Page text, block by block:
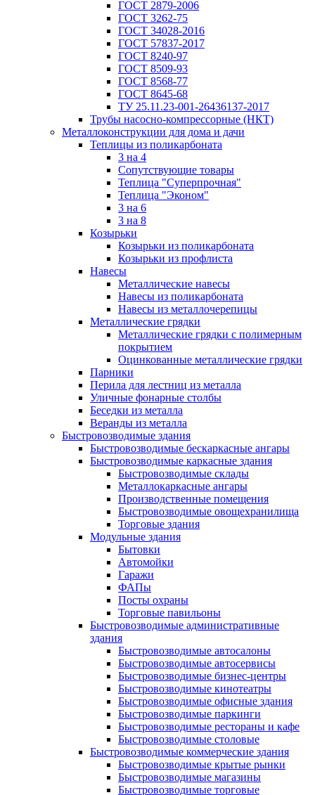
ГОСТ 2879-2006
ГОСТ 3262-75
ГОСТ 34028-2016
ГОСТ 57837-2017
ГОСТ 8240-97
ГОСТ 8509-93
ГОСТ 8568-77
ГОСТ 8645-68
ТУ 25.11.23-001-26436137-2017
Трубы насосно-компрессорные (НКТ)
Металлоконструкции для дома и дачи
Теплицы из поликарбоната
3 на 4
Сопутствующие товары
Теплица "Суперпрочная"
Теплица "Эконом"
3 на 6
3 на 8
Козырьки
Козырьки из поликарбоната
Козырьки из профлиста
Навесы
Металлические навесы
Навесы из поликарбоната
Навесы из металлочерепицы
Металлические грядки
Металлические грядки с полимерным
покрытием
Оцинкованные металлические грядки
Парники
Перила для лестниц из металла
Уличные фонарные столбы
Беседки из металла
Веранды из металла
Быстровозводимые здания
Быстровозводимые бескаркасные ангары
Быстровозводимые каркасные здания
Быстровозводимые склады
Металлокаркасные ангары
Производственные помещения
Быстровозводимые овощехранилища
Торговые здания
Модульные здания
Бытовки
Автомойки
Гаражи
ФАПы
Посты охраны
Торговые павильоны
Быстровозводимые административные
здания
Быстровозводимые автосалоны
Быстровозводимые автосервисы
Быстровозводимые бизнес-центры
Быстровозводимые кинотеатры
Быстровозводимые офисные здания
Быстровозводимые паркинги
Быстровозводимые рестораны и кафе
Быстровозводимые столовые
Быстровозводимые коммерческие здания
Быстровозводимые крытые рынки
Быстровозводимые магазины
Быстровозводимые торговые